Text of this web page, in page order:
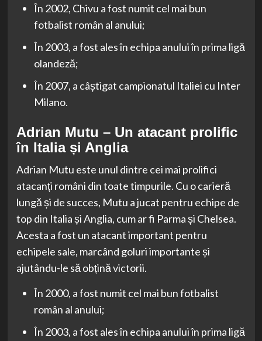
În 2002, Chivu a fost numit cel mai bun
fotbalist român al anului;
În 2003, a fost ales în echipa anului în prima ligă
olandeză;
În 2007, a câștigat campionatul Italiei cu Inter
Milano.
Adrian Mutu – Un atacant prolific
în Italia și Anglia
Adrian Mutu este unul dintre cei mai prolifici
atacanți români din toate timpurile. Cu o carieră
lungă și de succes, Mutu a jucat pentru echipe de
top din Italia și Anglia, cum ar fi Parma și Chelsea.
Acesta a fost un atacant important pentru
echipele sale, marcând goluri importante și
ajutându-le să obțină victorii.
În 2000, a fost numit cel mai bun fotbalist
român al anului;
În 2003, a fost ales în echipa anului în prima ligă